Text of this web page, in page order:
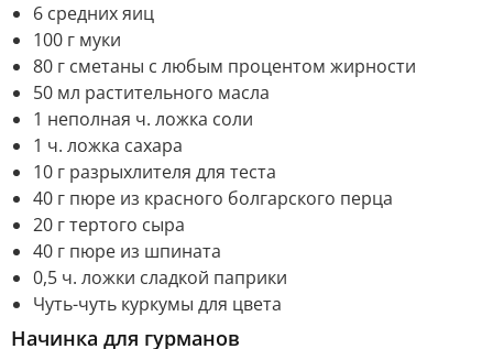
6 средних яиц
100 г муки
80 г сметаны с любым процентом жирности
50 мл растительного масла
1 неполная ч. ложка соли
1 ч. ложка сахара
10 г разрыхлителя для теста
40 г пюре из красного болгарского перца
20 г тертого сыра
40 г пюре из шпината
0,5 ч. ложки сладкой паприки
Чуть-чуть куркумы для цвета
Начинка для гурманов